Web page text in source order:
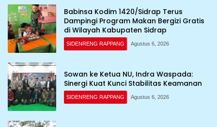
Babinsa Kodim 1420/Sidrap Terus
Dampingi Program Makan Bergizi Gratis
di Wilayah Kabupaten Sidrap
SIDENRENG RAPPANG Agustus 6, 2026
Sowan ke Ketua NU, Indra Waspada:
Sinergi Kuat Kunci Stabilitas Keamanan
SIDENRENG RAPPANG Agustus 6, 2026